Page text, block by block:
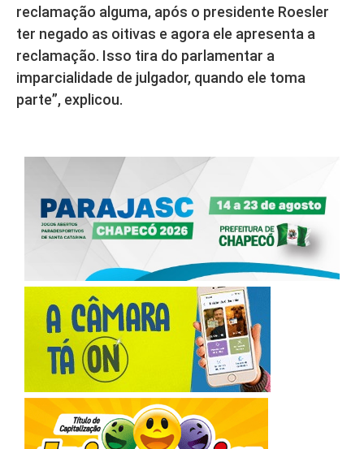
reclamação alguma, após o presidente Roesler
ter negado as oitivas e agora ele apresenta a
reclamação. Isso tira do parlamentar a
imparcialidade de julgador, quando ele toma
parte”, explicou.